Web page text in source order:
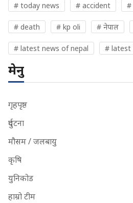
# today news # accident #
# death # kp oli # नेपाल
# latest news of nepal # latest
मेनु
गृहपृष्ठ
दुर्घटना
मौसम / जलबायु
कृषि
युनिकोड
हाम्रो टीम